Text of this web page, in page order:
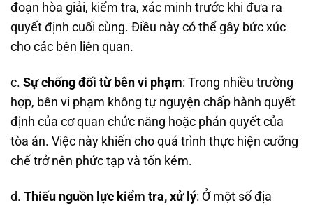
đoạn hòa giải, kiểm tra, xác minh trước khi đưa ra
quyết định cuối cùng. Điều này có thể gây bức xúc
cho các bên liên quan.
c. Sự chống đối từ bên vi phạm: Trong nhiều trường
hợp, bên vi phạm không tự nguyện chấp hành quyết
định của cơ quan chức năng hoặc phán quyết của
tòa án. Việc này khiến cho quá trình thực hiện cưỡng
chế trở nên phức tạp và tốn kém.
d. Thiếu nguồn lực kiểm tra, xử lý: Ở một số địa